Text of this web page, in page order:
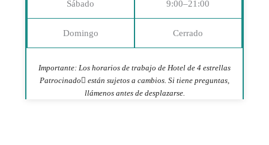
Sábado 9:00–21:00
Domingo Cerrado
Importante: Los horarios de trabajo de Hotel de 4 estrellas
Patrocinado están sujetos a cambios. Si tiene preguntas,
llámenos antes de desplazarse.